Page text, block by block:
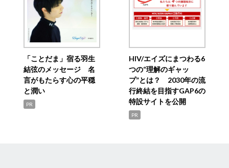
「ことだま」宿る羽生
結弦のメッセージ 名
言がもたらす心の平穏
と潤い
PR
HIV/エイズにまつわる6
つの“理解のギャッ
プ”とは？ 2030年の流
行終結を目指すGAP6の
特設サイトを公開
PR